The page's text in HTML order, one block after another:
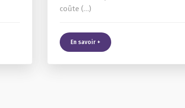
coûte (…)
En savoir +